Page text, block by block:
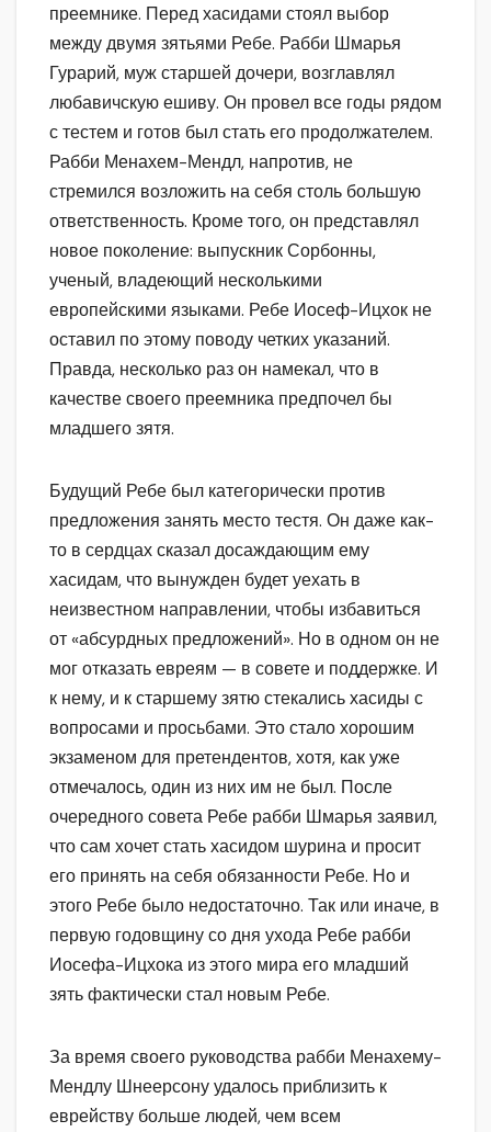
преемнике. Перед хасидами стоял выбор
между двумя зятьями Ребе. Рабби Шмарья
Гурарий, муж старшей дочери, возглавлял
любавичскую ешиву. Он провел все годы рядом
с тестем и готов был стать его продолжателем.
Рабби Менахем-Мендл, напротив, не
стремился возложить на себя столь большую
ответственность. Кроме того, он представлял
новое поколение: выпускник Сорбонны,
ученый, владеющий несколькими
европейскими языками. Ребе Иосеф-Ицхок не
оставил по этому поводу четких указаний.
Правда, несколько раз он намекал, что в
качестве своего преемника предпочел бы
младшего зятя.
Будущий Ребе был категорически против
предложения занять место тестя. Он даже как-
то в сердцах сказал досаждающим ему
хасидам, что вынужден будет уехать в
неизвестном направлении, чтобы избавиться
от «абсурдных предложений». Но в одном он не
мог отказать евреям — в совете и поддержке. И
к нему, и к старшему зятю стекались хасиды с
вопросами и просьбами. Это стало хорошим
экзаменом для претендентов, хотя, как уже
отмечалось, один из них им не был. После
очередного совета Ребе рабби Шмарья заявил,
что сам хочет стать хасидом шурина и просит
его принять на себя обязанности Ребе. Но и
этого Ребе было недостаточно. Так или иначе, в
первую годовщину со дня ухода Ребе рабби
Иосефа-Ицхока из этого мира его младший
зять фактически стал новым Ребе.
За время своего руководства рабби Менахему-
Мендлу Шнеерсону удалось приблизить к
еврейству больше людей, чем всем